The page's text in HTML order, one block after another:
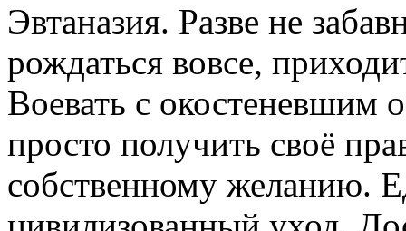
Эвтаназия. Разве не
рождаться вовсе,
Воевать с
просто получить своё
собственному желанию.